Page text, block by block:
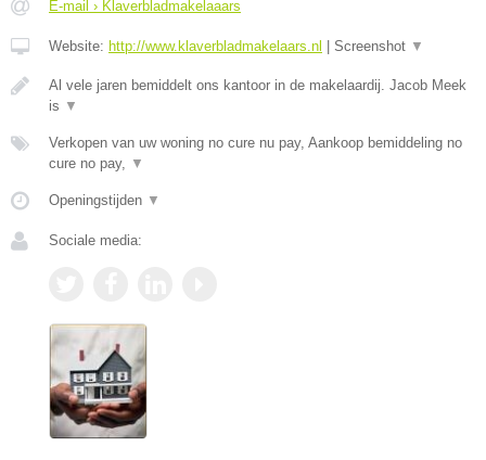
E-mail › Klaverbladmakelaaars
Website: http://www.klaverbladmakelaars.nl Screenshot ▼
Al vele jaren bemiddelt ons kantoor in de makelaardij. Jacob Meek
is ▼
Verkopen van uw woning no cure nu pay, Aankoop bemiddeling no
cure no pay, ▼
Openingstijden ▼
Sociale media: